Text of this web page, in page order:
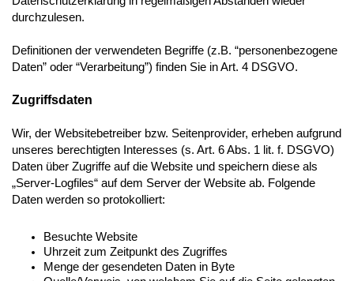
durchzulesen.
Definitionen der verwendeten Begriffe (z.B. “personenbezogene
Daten” oder “Verarbeitung”) finden Sie in Art. 4 DSGVO.
Zugriffsdaten
Wir, der Websitebetreiber bzw. Seitenprovider, erheben aufgrund
unseres berechtigten Interesses (s. Art. 6 Abs. 1 lit. f. DSGVO)
Daten über Zugriffe auf die Website und speichern diese als
„Server-Logfiles“ auf dem Server der Website ab. Folgende
Daten werden so protokolliert:
Besuchte Website
Uhrzeit zum Zeitpunkt des Zugriffes
Menge der gesendeten Daten in Byte